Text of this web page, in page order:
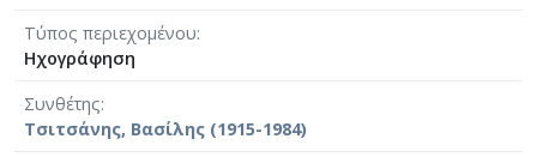
Τύπος περιεχομένου
Ηχογράφηση
Συνθέτης
Τσιτσάνης, Βασίλης (1915-1984)